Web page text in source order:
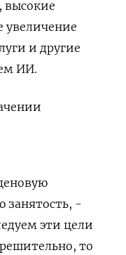
высокие
и другие
ИИ.
занятость, -
эти цели
то